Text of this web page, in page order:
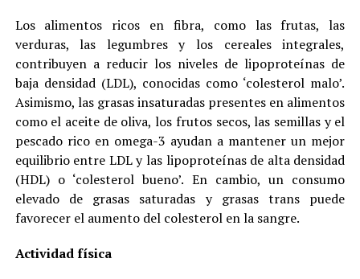
Los alimentos ricos en fibra, como las frutas, las
verduras, las legumbres y los cereales integrales,
contribuyen a reducir los niveles de lipoproteínas de
baja densidad (LDL), conocidas como ‘colesterol malo’.
Asimismo, las grasas insaturadas presentes en alimentos
como el aceite de oliva, los frutos secos, las semillas y el
pescado rico en omega-3 ayudan a mantener un mejor
equilibrio entre LDL y las lipoproteínas de alta densidad
(HDL) o ‘colesterol bueno’. En cambio, un consumo
elevado de grasas saturadas y grasas trans puede
favorecer el aumento del colesterol en la sangre.
Actividad física